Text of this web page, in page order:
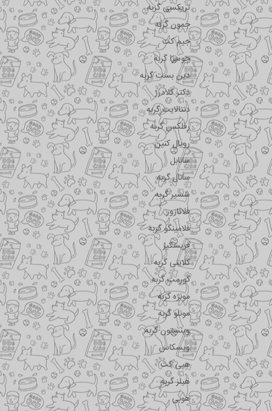
تریکسی گربه
جمون گربه
جیم کت
جوسرا گربه
دین بست گربه
دکتر کلادرز
دنتالایت گربه
رفلکس گربه
رویال کنین
سانابل
سانال گربه
شسیر گربه
فلاتازور
فلامینگو گربه
فریسکیز
کلاینی گربه
گورمت گربه
مونژه گربه
مونلو گربه
وینستون گربه
ویسکاس
هپی کت
هیلز گربه
هوبی